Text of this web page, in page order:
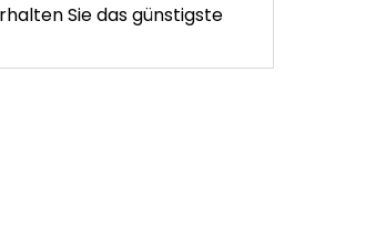
Sie das günstigste